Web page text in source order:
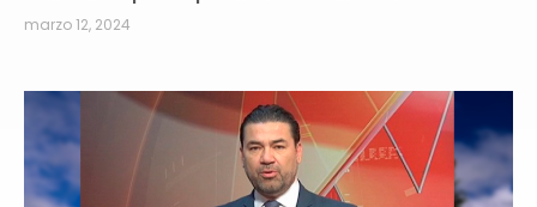
marzo 12, 2024